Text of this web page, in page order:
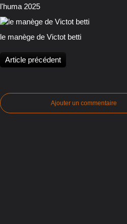
l'huma 2025
le manège de Victot betti
Article précédent
Ajouter un commentaire